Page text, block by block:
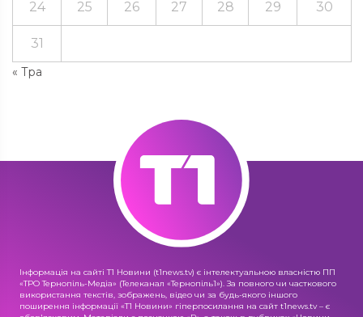
« Тра
24 25 26 27 28 29 30
31
Інформація на сайті Т1 Новини (t1news.tv) є інтелектуальною власністю ПП
«ТРО Тернопіль-Медіа» (Телеканал «Тернопіль1»). За повного чи часткового
використання текстів, зображень, відео чи за будь-якого іншого
поширення інформації «Т1 Новини» гіперпосилання на сайт t1news.tv – є